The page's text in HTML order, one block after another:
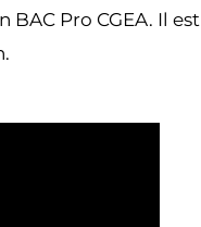
Pro CGEA. Il est